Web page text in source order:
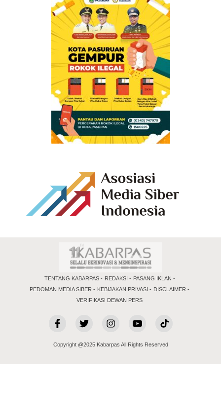
TENTANG KABARPAS REDAKSI
PASANG IKLAN
PEDOMAN MEDIA SIBER
KEBIJAKAN PRIVASI
DISCLAIMER
VERIFIKASI DEWAN PERS
Copyright @2025 Kabarpas All Rights Reserved